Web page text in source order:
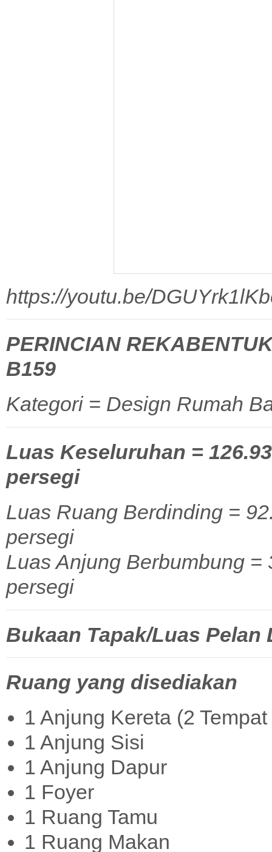
https://youtu.be/
PERINCIAN
B159
Kategori = Design Rumah
Luas Keseluruhan =
persegi
Luas Ruang Berdinding =
persegi
Luas Anjung Berbumbung
persegi
Bukaan Tapak/Luas Pelan
Ruang yang disediakan
1 Anjung Kereta (2
1 Anjung Sisi
1 Anjung Dapur
1 Foyer
1 Ruang Tamu
1 Ruang Makan